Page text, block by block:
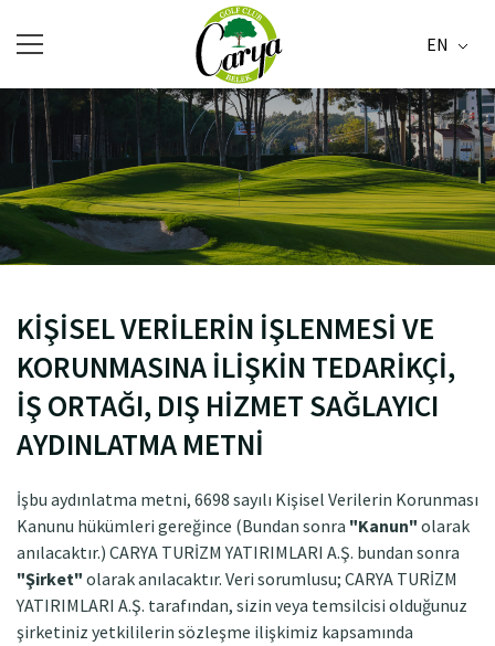
EN
KİŞİSEL VERİLERİN İŞLENMESİ VE
KORUNMASINA İLİŞKİN TEDARİKÇİ,
İŞ ORTAĞI, DIŞ HİZMET SAĞLAYICI
AYDINLATMA METNİ
İşbu aydınlatma metni, 6698 sayılı Kişisel Verilerin Korunması
Kanunu hükümleri gereğince (Bundan sonra "Kanun" olarak
anılacaktır.) CARYA TURİZM YATIRIMLARI A.Ş. bundan sonra
"Şirket" olarak anılacaktır. Veri sorumlusu; CARYA TURİZM
YATIRIMLARI A.Ş. tarafından, sizin veya temsilcisi olduğunuz
şirketiniz yetkililerin sözleşme ilişkimiz kapsamında